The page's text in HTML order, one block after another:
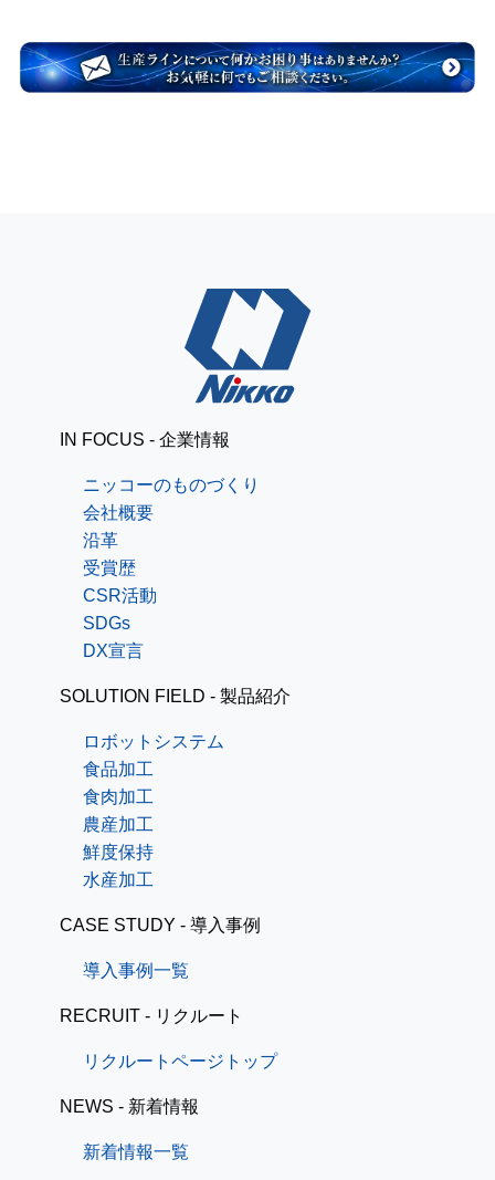
IN FOCUS - 企業情報
ニッコーのものづくり
会社概要
沿革
受賞歴
CSR活動
SDGs
DX宣言
SOLUTION FIELD - 製品紹介
ロボットシステム
食品加工
食肉加工
農産加工
鮮度保持
水産加工
CASE STUDY - 導入事例
導入事例一覧
RECRUIT - リクルート
リクルートページトップ
NEWS - 新着情報
新着情報一覧